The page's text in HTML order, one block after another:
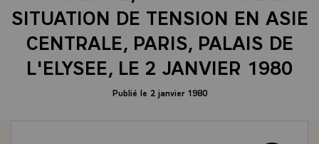
SITUATION DE TENSION EN ASIE
CENTRALE, PARIS, PALAIS DE
L'ELYSEE, LE 2 JANVIER 1980
Publié le 2 janvier 1980